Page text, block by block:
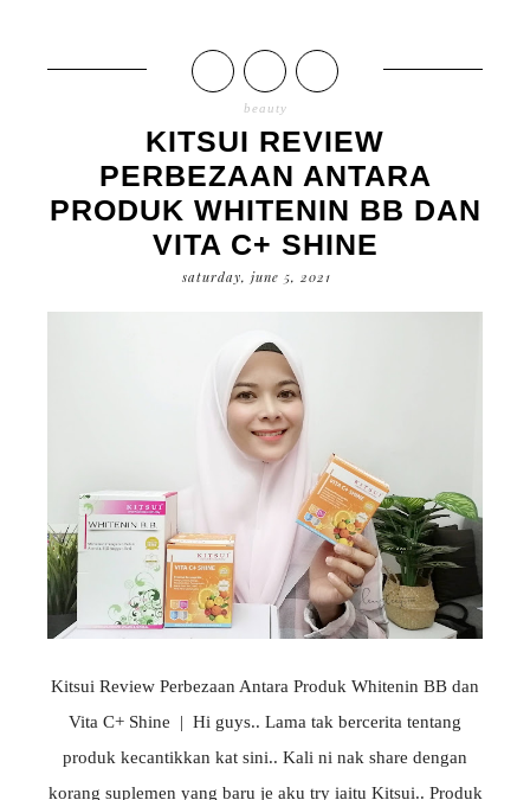
beauty
KITSUI REVIEW
PERBEZAAN ANTARA
PRODUK WHITENIN BB DAN
VITA C+ SHINE
saturday, june 5, 2021
Kitsui Review Perbezaan Antara Produk Whitenin BB dan
Vita C+ Shine | Hi guys.. Lama tak bercerita tentang
produk kecantikkan kat sini.. Kali ni nak share dengan
korang suplemen yang baru je aku try iaitu Kitsui.. Produk